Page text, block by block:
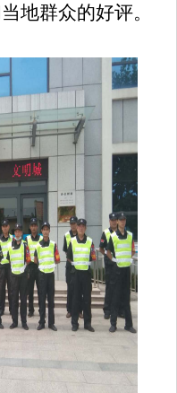
地群众的好评。